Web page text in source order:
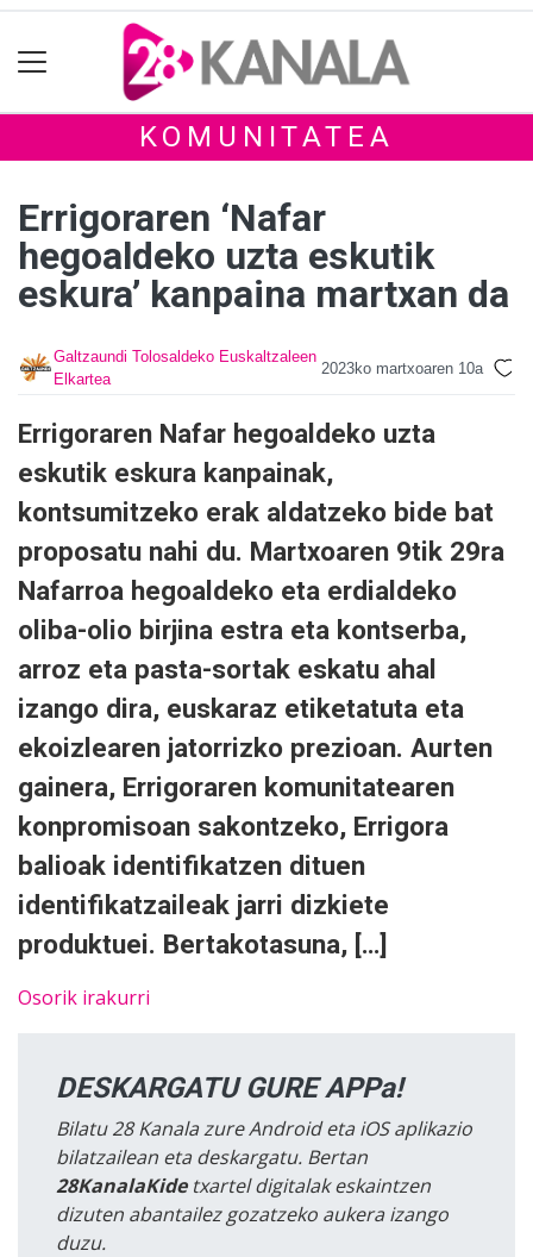
KOMUNITATEA
Errigoraren ‘Nafar
hegoaldeko uzta eskutik
eskura’ kanpaina martxan da
Galtzaundi Tolosaldeko Euskaltzaleen
Elkartea
2023ko martxoaren 10a
Errigoraren Nafar hegoaldeko uzta
eskutik eskura kanpainak,
kontsumitzeko erak aldatzeko bide bat
proposatu nahi du. Martxoaren 9tik 29ra
Nafarroa hegoaldeko eta erdialdeko
oliba-olio birjina estra eta kontserba,
arroz eta pasta-sortak eskatu ahal
izango dira, euskaraz etiketatuta eta
ekoizlearen jatorrizko prezioan. Aurten
gainera, Errigoraren komunitatearen
konpromisoan sakontzeko, Errigora
balioak identifikatzen dituen
identifikatzaileak jarri dizkiete
produktuei. Bertakotasuna, […]
Osorik irakurri
DESKARGATU GURE APPa!
Bilatu 28 Kanala zure Android eta iOS aplikazio
bilatzailean eta deskargatu. Bertan
28KanalaKidetxartel digitalak eskaintzen
dizuten abantailez gozatzeko aukera izango
duzu.